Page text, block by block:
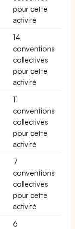
pour cette
activité
14
conventions
collectives
pour cette
activité
11
conventions
collectives
pour cette
activité
7
conventions
collectives
pour cette
activité
6